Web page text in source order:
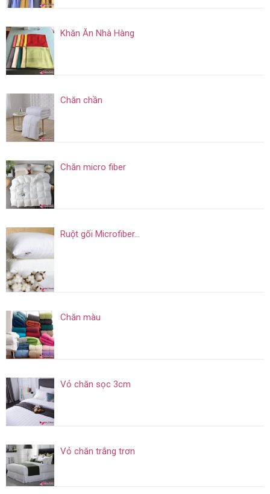
Khăn Ăn Nhà Hàng
Chăn chần
Chăn micro fiber
Ruột gối Microfiber...
Chăn màu
Vỏ chăn sọc 3cm
Vỏ chăn trắng trơn